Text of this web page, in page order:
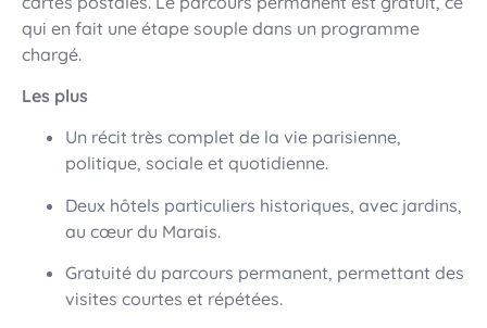
qui en fait une étape souple dans un programme
chargé.
Les plus
Un récit très complet de la vie parisienne,
politique, sociale et quotidienne.
Deux hôtels particuliers historiques, avec jardins,
au cœur du Marais.
Gratuité du parcours permanent, permettant des
visites courtes et répétées.